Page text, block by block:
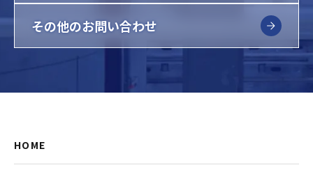
その他のお問い合わせ
HOME